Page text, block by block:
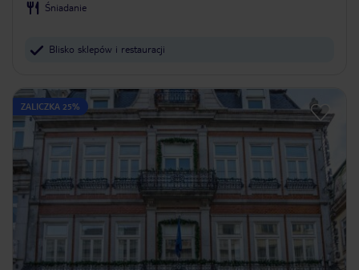
Śniadanie
Blisko sklepów i restauracji
ZALICZKA 25%